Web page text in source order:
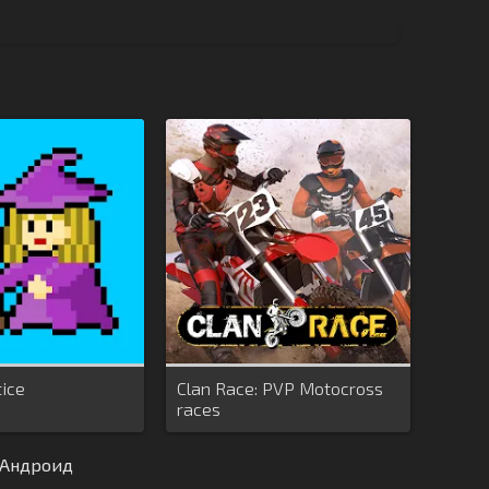
Clan Race: PVP Motocross
races